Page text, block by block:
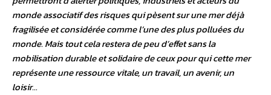
monde associatif des risques qui pèsent sur une mer déjà
fragilisée et considérée comme l’une des plus polluées du
monde. Mais tout cela restera de peu d’effet sans la
mobilisation durable et solidaire de ceux pour qui cette mer
représente une ressource vitale, un travail, un avenir, un
loisir…